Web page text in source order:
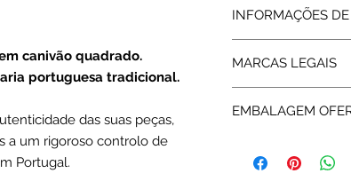
canivão quadrado.
portuguesa tradicional.
das suas peças,
a um rigoroso controlo de
Portugal.
30x20 mm | Peso
abrangidos pela
assegurada pelas
da garantia a Rota
INFORMAÇÕES
MARCAS LEGAIS
Ouro são
respetiva
EMBALAGEM
Deluxe ou da marca.